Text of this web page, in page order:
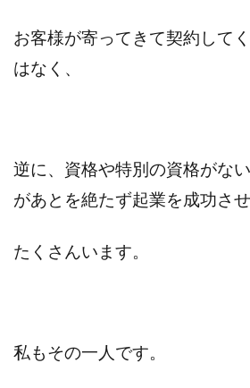
お客様が寄ってきて契約して
はなく、
逆に、資格や特別の資格がな
があとを絶たず起業を成功さ
たくさんいます。
私もその一人です。